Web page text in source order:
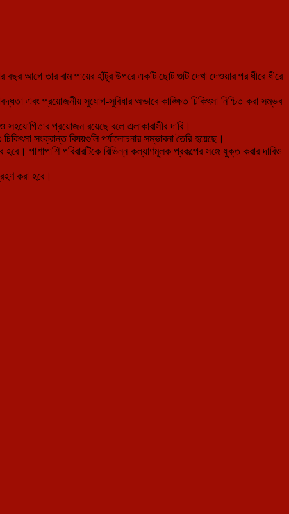
আগে তার বাম পায়ের হাঁটুর উপরে একটি ছোট গুটি দেখা দেওয়ার পর ধীরে ধীরে
এবং প্রয়োজনীয় সুযোগ-সুবিধার অভাবে কাঙ্ক্ষিত চিকিৎসা নিশ্চিত করা সম্ভব
সহযোগিতার প্রয়োজন রয়েছে বলে এলাকাবাসীর দাবি।
সংক্রান্ত বিষয়গুলি পর্যালোচনার সম্ভাবনা তৈরি হয়েছে।
পাশাপাশি পরিবারটিকে বিভিন্ন কল্যাণমূলক প্রকল্পের সঙ্গে যুক্ত করার দাবিও
করা হবে।